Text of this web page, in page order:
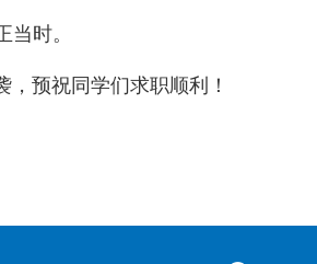
当时。
，预祝同学们求职顺利！